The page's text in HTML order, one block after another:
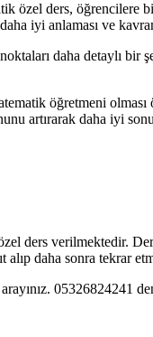
özel ders, öğrencilere
iyi anlaması ve
daha detaylı
öğretmeni
artırarak daha iyi
ders verilmektedir.
alıp daha sonra tekrar
05326824241